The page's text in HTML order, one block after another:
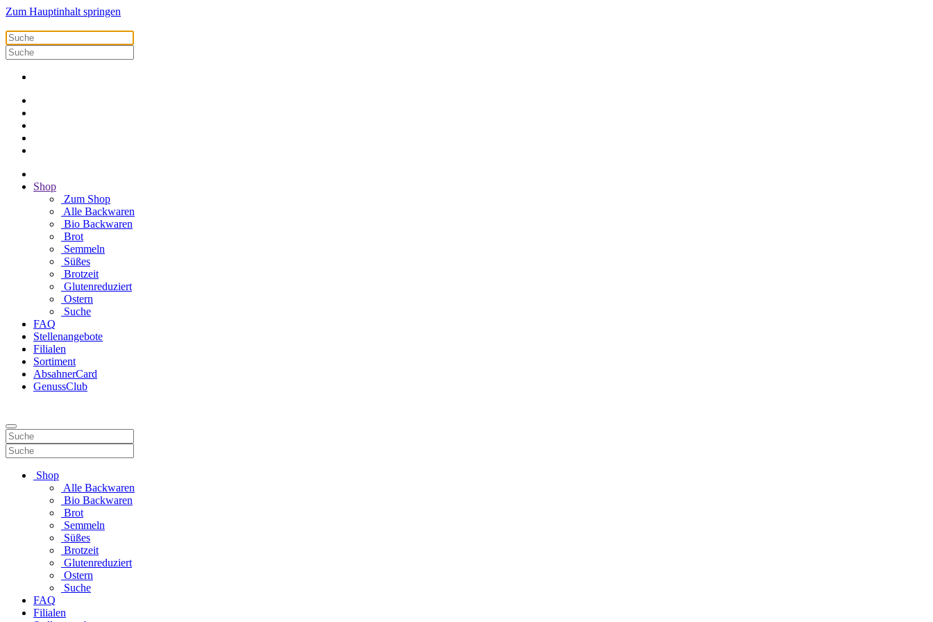
Zum Hauptinhalt springen
Shop
Zum Shop
Alle Backwaren
Bio Backwaren
Brot
Semmeln
Süßes
Brotzeit
Glutenreduziert
Ostern
Suche
FAQ
Stellenangebote
Filialen
Sortiment
AbsahnerCard
GenussClub
Shop
Alle Backwaren
Bio Backwaren
Brot
Semmeln
Süßes
Brotzeit
Glutenreduziert
Ostern
Suche
FAQ
Filialen